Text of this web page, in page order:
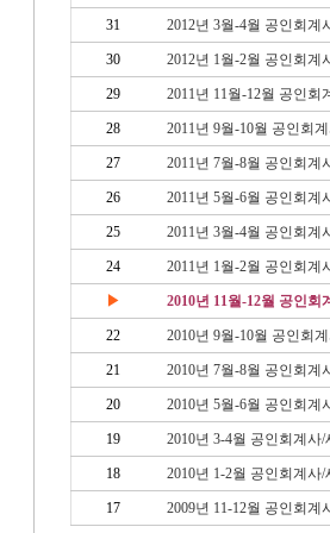
31 2012년 3월-4월 공인회계
30 2012년 1월-2월 공인회계
29 2011년 11월-12월 공인
28 2011년 9월-10월 공인회
27 2011년 7월-8월 공인회계
26 2011년 5월-6월 공인회계
25 2011년 3월-4월 공인회계
24 2011년 1월-2월 공인회계
▶ 2010년 11월-12월 공인
22 2010년 9월-10월 공인회
21 2010년 7월-8월 공인회계
20 2010년 5월-6월 공인회계
19 2010년 3-4월 공인회계사
18 2010년 1-2월 공인회계사
17 2009년 11-12월 공인회